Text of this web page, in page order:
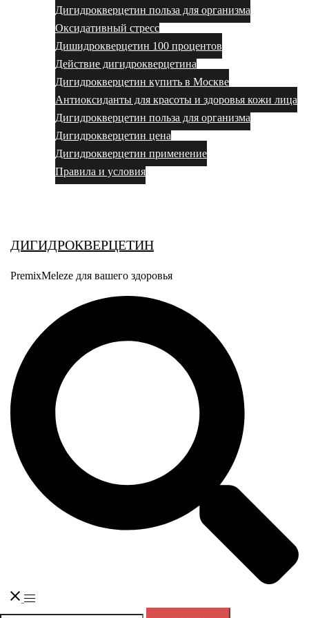
Дигидрокверцетин польза для организма
Оксидативный стресс
Дишидрокверцетин 100 процентов
Действие дигидрокверцетина
Дигидрокверцетин купить в Москве
Антиоксиданты для красоты и здоровья кожи лица
Дигидрокверцетин польза для организма
Дигидрокверцетин цена
Дигидрокверцетин применение
Правила и условия
ДИГИДРОКВЕРЦЕТИН
PremixMeleze для вашего здоровья
Переключатель